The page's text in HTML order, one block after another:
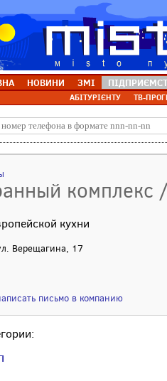
НОВИНИ ЗМІ
АБІТУРІЄНТУ ТВ-
кухни
Верещагина, 17
письмо в компанию